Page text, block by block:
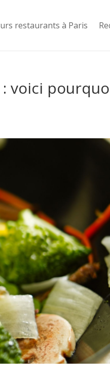
restaurants à Paris
voici